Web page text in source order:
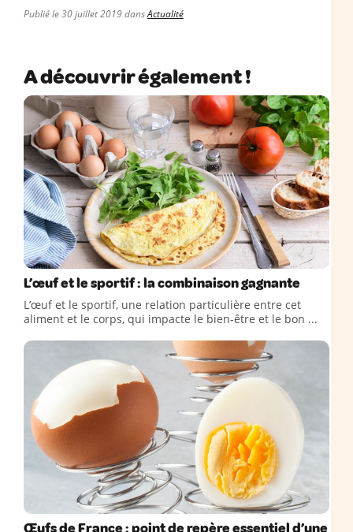
Publié le 30 juillet 2019 dansActualité
A découvrir également !
L’œuf et le sportif : la combinaison gagnante
L’œuf et le sportif, une relation particulière entre cet
aliment et le corps, qui impacte le bien-être et le bon ...
Œufs de France : point de repère essentiel d’une